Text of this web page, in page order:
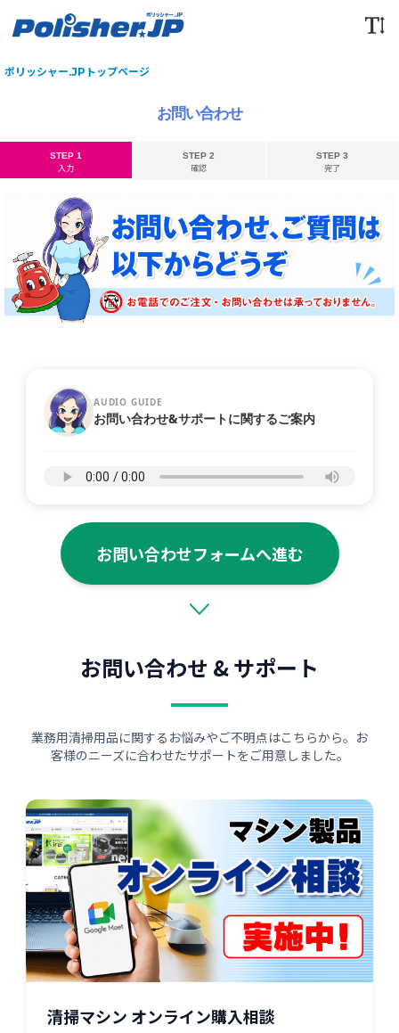
ポリッシャー.JPトップページ
お問い合わせ
STEP 1
入力
STEP 2
確認
STEP 3
完了
AUDIO GUIDE
お問い合わせ&サポートに関するご案内
お問い合わせフォームへ進む
お問い合わせ & サポート
業務用清掃用品に関するお悩みやご不明点はこちらから。お
客様のニーズに合わせたサポートをご用意しました。
清掃マシン オンライン購入相談